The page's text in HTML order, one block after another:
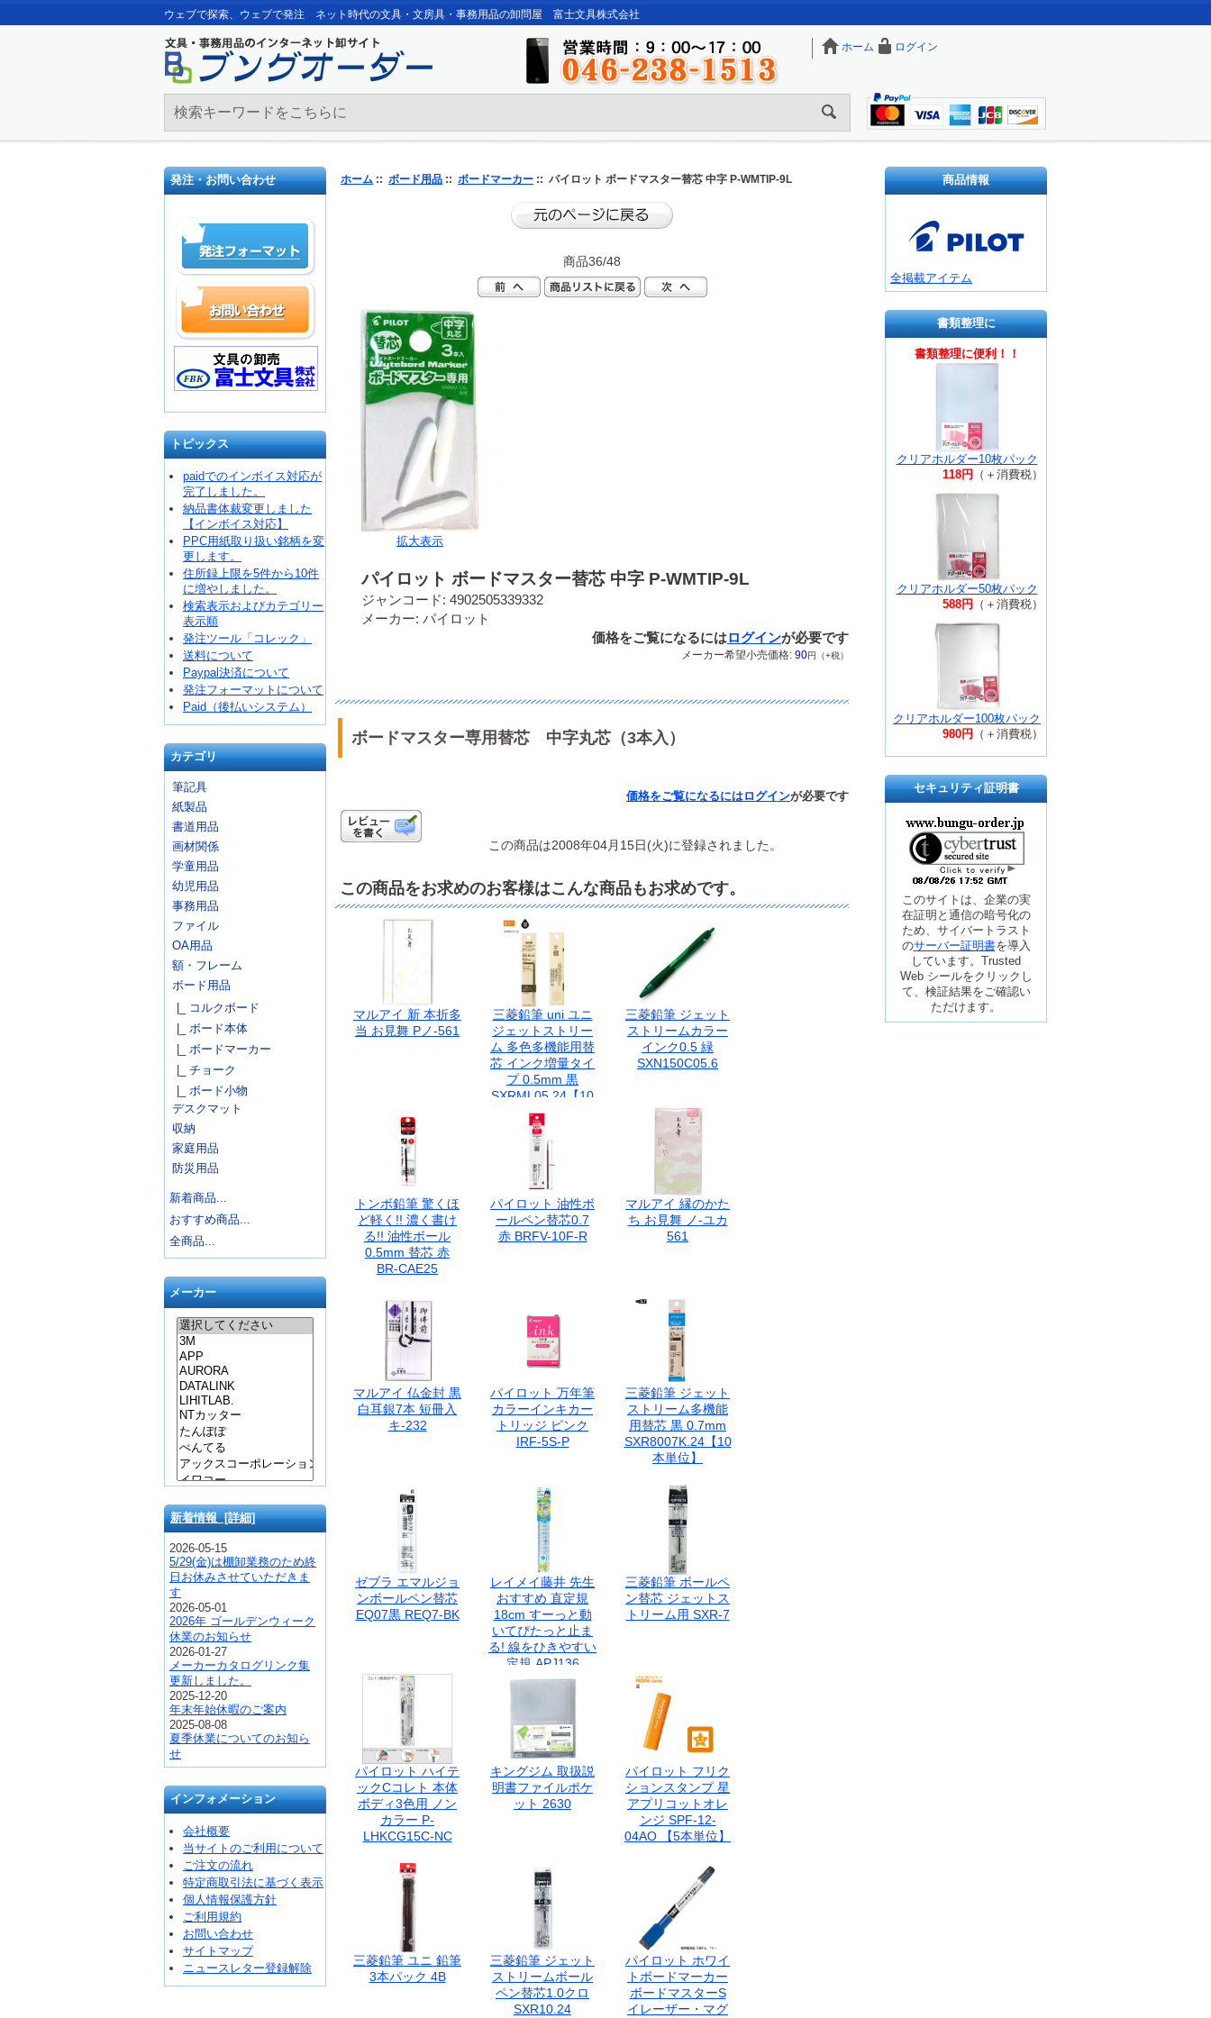
ウェブで探索、ウェブで発注 ネット時代の文具・文房具・事務用品の卸問屋 富士文具株式会社
ホーム ログイン
発注・お問い合わせ
トピックス
paidでのインボイス対応が
完了しました。
納品書体裁変更しました
【インボイス対応】
PPC用紙取り扱い銘柄を変
更します。
住所録上限を5件から10件
に増やしました。
検索表示およびカテゴリー
表示順
発注ツール「コレック」
送料について
Paypal決済について
発注フォーマットについて
Paid（後払いシステム）
カテゴリ
筆記具
紙製品
書道用品
画材関係
学童用品
幼児用品
事務用品
ファイル
OA用品
額・フレーム
ボード用品
|_ コルクボード
|_ ボード本体
|_ ボードマーカー
|_ チョーク
|_ ボード小物
デスクマット
収納
家庭用品
防災用品
新着商品...
おすすめ商品...
全商品...
メーカー
新着情報 [詳細]
2026-05-15
5/29(金)は棚卸業務のため終
日お休みさせていただきま
す
2026-05-01
2026年 ゴールデンウィーク
休業のお知らせ
2026-01-27
メーカーカタログリンク集
更新しました。
2025-12-20
年末年始休暇のご案内
2025-08-08
夏季休業についてのお知ら
せ
インフォメーション
会社概要
当サイトのご利用について
ご注文の流れ
特定商取引法に基づく表示
個人情報保護方針
ご利用規約
お問い合わせ
サイトマップ
ニュースレター登録解除
ホーム ::ボード用品 ::ボードマーカー :: パイロット ボードマスター替芯 中字 P-WMTIP-9L
商品36/48
拡大表示
パイロット ボードマスター替芯 中字 P-WMTIP-9L
ジャンコード: 4902505339332
メーカー: パイロット
価格をご覧になるにはログインが必要です
メーカー希望小売価格: 90円（+税）
ボードマスター専用替芯 中字丸芯（3本入）
価格をご覧になるにはログインが必要です
この商品は2008年04月15日(火)に登録されました。
この商品をお求めのお客様はこんな商品もお求めです。
マルアイ 新 本折多
当 お見舞 Pノ-561
三菱鉛筆 uni ユニ
ジェットストリー
ム 多色多機能用替
芯 インク増量タイ
プ 0.5mm 黒
SXRML05.24【10
本単位】
三菱鉛筆 ジェット
ストリームカラー
インク0.5 緑
SXN150C05.6
トンボ鉛筆 驚くほ
ど軽く!! 濃く書け
る!! 油性ボール
0.5mm 替芯 赤
BR-CAE25
パイロット 油性ボ
ールペン替芯0.7
赤 BRFV-10F-R
マルアイ 縁のかた
ち お見舞 ノ-ユカ
561
マルアイ 仏金封 黒
白耳銀7本 短冊入
キ-232
パイロット 万年筆
カラーインキカー
トリッジ ピンク
IRF-5S-P
三菱鉛筆 ジェット
ストリーム多機能
用替芯 黒 0.7mm
SXR8007K.24【10
本単位】
ゼブラ エマルジョ
ンボールペン替芯
EQ07黒 REQ7-BK
レイメイ藤井 先生
おすすめ 直定規
18cm すーっと動
いてぴたっと止ま
る! 線をひきやすい
定規 APJ136
三菱鉛筆 ボールペ
ン替芯 ジェットス
トリーム用 SXR-7
パイロット ハイテ
ックCコレト 本体
ボディ3色用 ノン
カラー P-
LHKCG15C-NC
キングジム 取扱説
明書ファイルポケ
ット 2630
パイロット フリク
ションスタンプ 星
アプリコットオレ
ンジ SPF-12-
04AO 【5本単位】
三菱鉛筆 ユニ 鉛筆
3本パック 4B
三菱鉛筆 ジェット
ストリームボール
ペン替芯1.0クロ
SXR10.24
パイロット ホワイ
トボードマーカー
ボードマスターS
イレーザー・マグ
商品情報
全掲載アイテム
書類整理に
書類整理に便利！！
クリアホルダー10枚パック
118円
（＋消費税）
クリアホルダー50枚パック
588円
（＋消費税）
クリアホルダー100枚パック
980円
（＋消費税）
セキュリティ証明書
このサイトは、企業の実
在証明と通信の暗号化の
ため、サイバートラスト
のサーバー証明書を導入
しています。Trusted
Web シールをクリックし
て、検証結果をご確認い
ただけます。